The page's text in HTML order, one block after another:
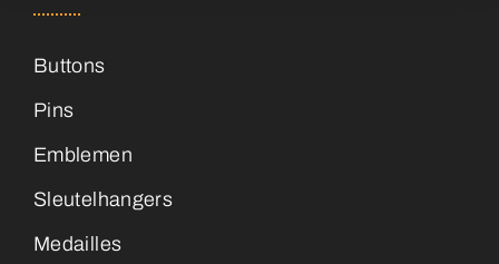
Buttons
Pins
Emblemen
Sleutelhangers
Medailles